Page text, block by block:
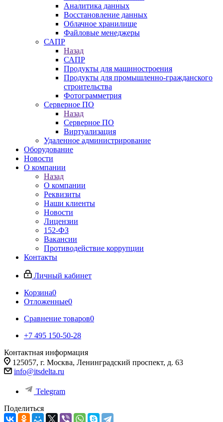
Аналитика данных
Восстановление данных
Облачное хранилище
Файловые менеджеры
САПР
Назад
САПР
Продукты для машиностроения
Продукты для промышленно-гражданского
строительства
Фотограмметрия
Серверное ПО
Назад
Серверное ПО
Виртуализация
Удаленное администрирование
Оборудование
Новости
О компании
Назад
О компании
Реквизиты
Наши клиенты
Новости
Лицензии
152-ФЗ
Вакансии
Противодействие коррупции
Контакты
Личный кабинет
Корзина0
Отложенные0
Сравнение товаров0
+7 495 150-50-28
Контактная информация
125057, г. Москва, Ленинградский проспект, д. 63
info@itsdelta.ru
Telegram
Поделиться